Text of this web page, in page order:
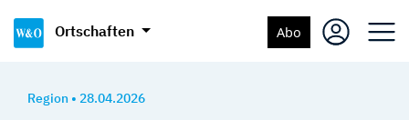
Ortschaften Abo
Region • 28.04.2026